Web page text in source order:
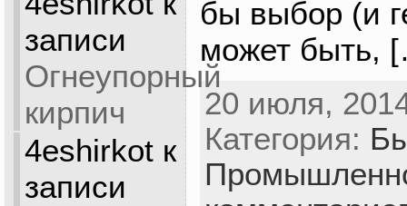
записи
Огнеупорный
кирпич
4eshirkotк
записи
бы выбор (и
может быть,
20 июля,
Категория: